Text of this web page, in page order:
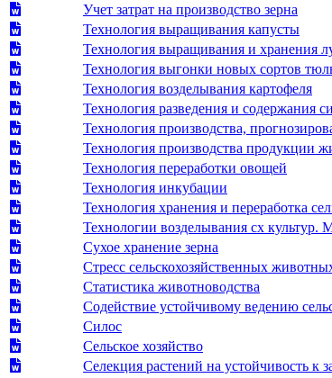
Учет затрат на производство зерна
Технология выращивания капусты
Технология выращивания и хранения
Технология выгонки новых сортов
Технология возделывания картофеля
Технология разведения и содержания
Технология производства,
Технология производства продукции
Технология переработки овощей
Технология инкубации
Технология хранения и переработка
Технологии возделывания сх культур.
Сухое хранение зерна
Стресс сельскохозяйственных
Статистика животноводства
Содействие устойчивому ведению
Силос
Cельское хозяйство
Селекция растений на устойчивость к